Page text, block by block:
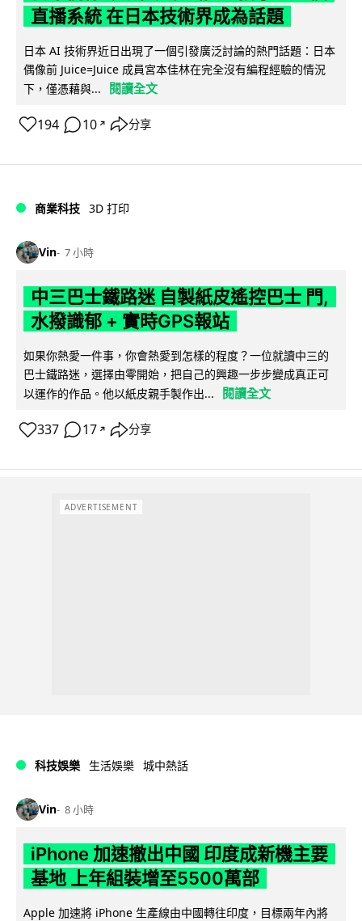
直播系統 在日本技術界成為話題
日本 AI 技術界近日出現了一個引發廣泛討論的熱門話題：日本
偶像前 Juice=Juice 成員宮本佳林在完全沒有編程經驗的情況
下，僅憑藉與...
閱讀全文
194 10 ↗ 分享
商業科技 3D 打印
Vin 7 小時
中三巴士鐵路迷 自製紙皮遙控巴士 門,
水撥識郁 + 實時GPS報站
如果你熱愛一件事，你會熱愛到怎樣的程度？一位就讀中三的
巴士鐵路迷，選擇由零開始，把自己的興趣一步步變成真正可
以運作的作品。他以紙皮親手製作出...
閱讀全文
337 17 ↗ 分享
ADVERTISEMENT
科技娛樂 生活娛樂 城中熱話
Vin 8 小時
iPhone 加速撤出中國 印度成新機主要
基地 上年組裝增至5500萬部
Apple 加速將 iPhone 生產線由中國轉往印度，目標兩年內將